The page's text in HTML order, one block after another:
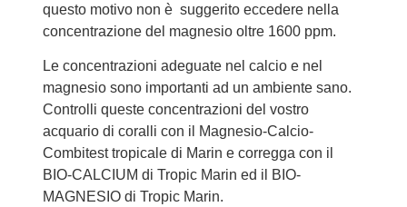
questo motivo non è suggerito eccedere nella
concentrazione del magnesio oltre 1600 ppm.
Le concentrazioni adeguate nel calcio e nel
magnesio sono importanti ad un ambiente sano.
Controlli queste concentrazioni del vostro
acquario di coralli con il Magnesio-Calcio-
Combitest tropicale di Marin e corregga con il
BIO-CALCIUM di Tropic Marin ed il BIO-
MAGNESIO di Tropic Marin.